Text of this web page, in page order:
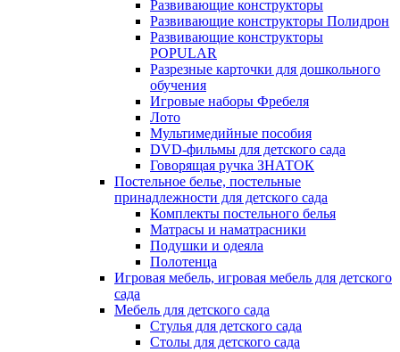
Развивающие конструкторы
Развивающие конструкторы Полидрон
Развивающие конструкторы
POPULAR
Разрезные карточки для дошкольного
обучения
Игровые наборы Фребеля
Лото
Мультимедийные пособия
DVD-фильмы для детского сада
Говорящая ручка ЗНАТОК
Постельное белье, постельные
принадлежности для детского сада
Комплекты постельного белья
Матрасы и наматрасники
Подушки и одеяла
Полотенца
Игровая мебель, игровая мебель для детского
сада
Мебель для детского сада
Стулья для детского сада
Столы для детского сада